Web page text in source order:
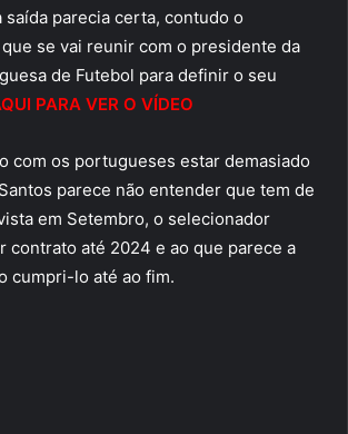
saída parecia certa, contudo o
se vai reunir com o presidente da
de Futebol para definir o seu
PARA VER O VÍDEO
com os portugueses estar demasiado
parece não entender que tem de
em Setembro, o selecionador
contrato até 2024 e ao que parece a
cumpri-lo até ao fim.